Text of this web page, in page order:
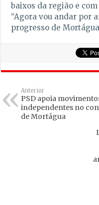
baixos da região e
“Agora vou andar por
progresso de
Anterior
PSD apoia
independentes no
de Mortágua